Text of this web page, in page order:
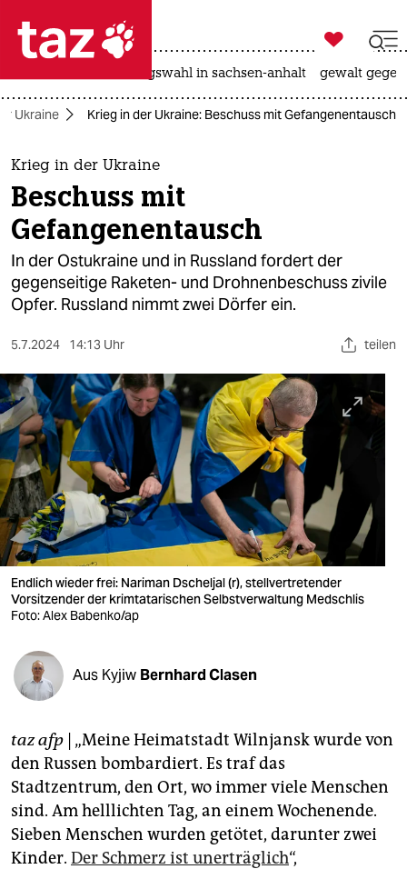
 taz zahl ich
taz zahl ich
themen
politik
öko
gesellschaft
sport
berlin
nord
wahrheit
verlag
verlag
veranstaltungen
fragen & hilfe
abo
genossenschaft
epaper login

taz zahl ich
landtagswahl in sachsen-anhalt gewalt
Ukraine Krieg in der Ukraine: Beschuss mit Gefangenentausch
Krieg in der Ukraine
Beschuss mit
Gefangenentausch
In der Ostukraine und in Russland fordert der
gegenseitige Raketen- und Drohnenbeschuss zivile
Opfer. Russland nimmt zwei Dörfer ein.
5.7.2024 14:13 Uhr teilen
Endlich wieder frei: Nariman Dscheljal (r), stellvertretender
Vorsitzender der krimtatarischen Selbstverwaltung Medschlis
Foto: Alex Babenko/ap
Aus Kyjiw Bernhard Clasen
taz afp | „Meine Heimatstadt Wilnjansk wurde von
den Russen bombardiert. Es traf das
Stadtzentrum, den Ort, wo immer viele Menschen
sind. Am helllichten Tag, an einem Wochenende.
Sieben Menschen wurden getötet, da­run­ter zwei
Kinder. Der Schmerz ist unerträglich“,